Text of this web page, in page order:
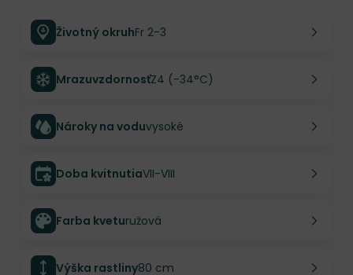
Životný okruhFr 2-3
MrazuvzdornosťZ4 (-34°C)
Nároky na voduvysoké
Doba kvitnutiaVII-VIII
Farba kveturužová
Výška rastliny80 cm